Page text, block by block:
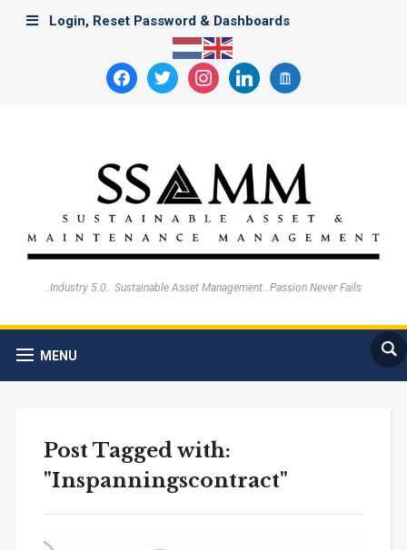
Login, Reset Password & Dashboards
facebooktwitter instagramlinkedinarchive
..Industry 5.0.. Sustainable Asset Management…Passion Never Fails
MENU
Post Tagged with:
"Inspanningscontract"